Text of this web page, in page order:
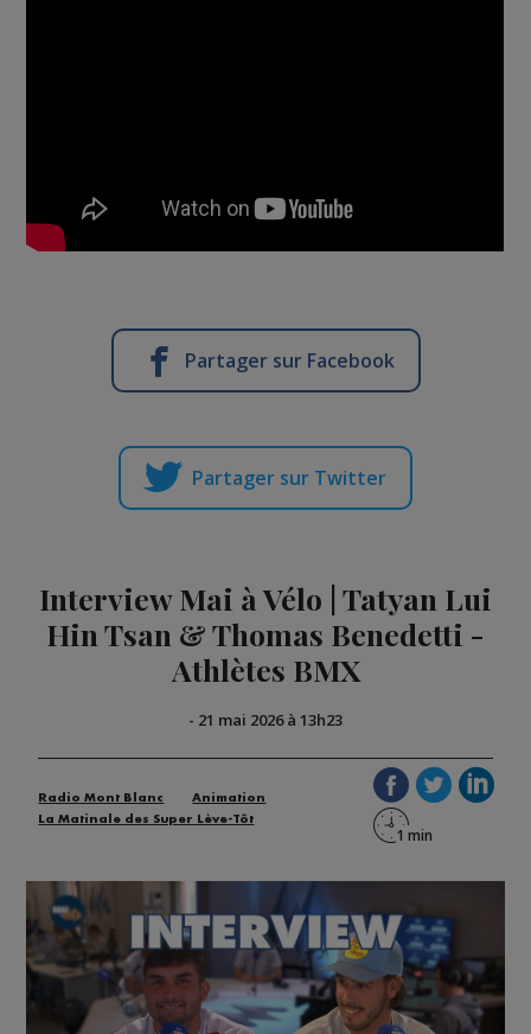
Partager sur Facebook
Partager sur Twitter
Interview Mai à Vélo | Tatyan Lui
Hin Tsan & Thomas Benedetti -
Athlètes BMX
- 21 mai 2026 à 13h23
Radio Mont Blanc
Animation
La Matinale des Super Lève-Tôt